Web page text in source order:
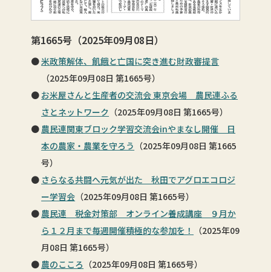
第1665号（2025年09月08日）
米政策解体、飢餓と亡国に突き進む財政審提言
（2025年09月08日 第1665号）
お米屋さんと生産者の交流会 東京会場 農民連ふる
さとネットワーク （2025年09月08日 第1665号）
農民連関東ブロック学習交流会inやまなし開催 日
本の農家・農業を守ろう （2025年09月08日 第1665
号）
さらなる共闘へ元気が出た 秋田でアグロエコロジ
ー学習会 （2025年09月08日 第1665号）
農民連 税金対策部 オンライン養成講座 ９月か
ら１２月まで毎週開催積極的な参加を！
（2025年09
月08日 第1665号）
農のこころ （2025年09月08日 第1665号）